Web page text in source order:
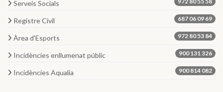
Serveis Socials
Registre Civil 687 06 09 69
Àrea d'Esports 972 80 53 84
Incidències enllumenat públic 900 131 326
Incidències Aqualia 900 814 082